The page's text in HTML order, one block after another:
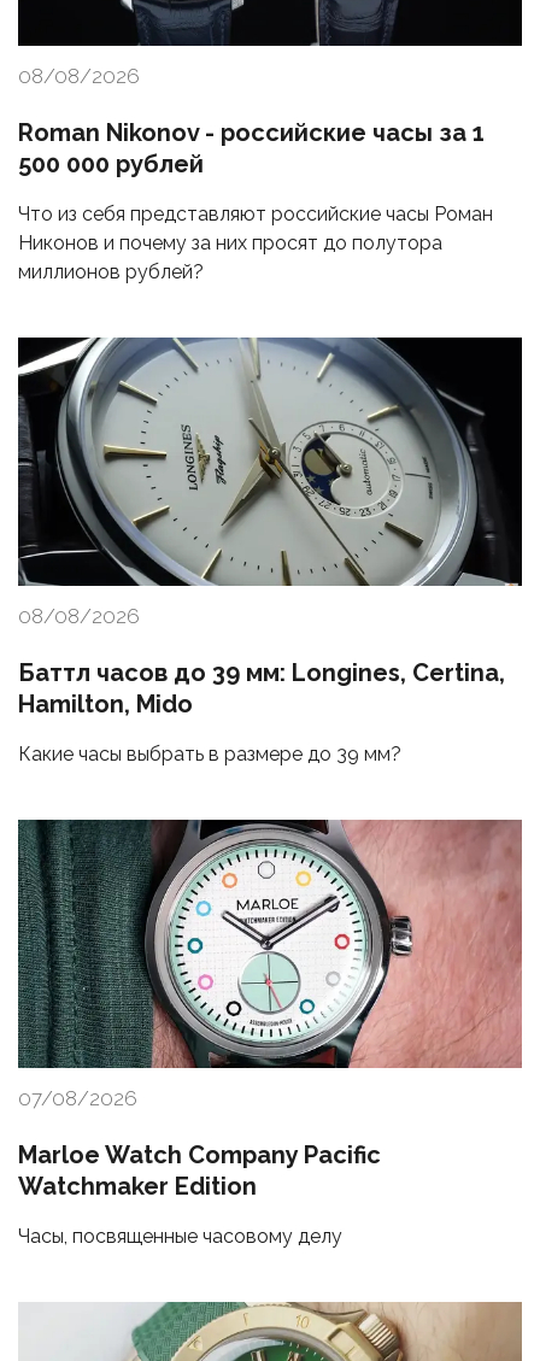
08/08/2026
Roman Nikonov - российские часы за 1
500 000 рублей
Что из себя представляют российские часы Роман
Никонов и почему за них просят до полутора
миллионов рублей?
08/08/2026
Баттл часов до 39 мм: Longines, Certina,
Hamilton, Mido
Какие часы выбрать в размере до 39 мм?
07/08/2026
Marloe Watch Company Pacific
Watchmaker Edition
Часы, посвященные часовому делу